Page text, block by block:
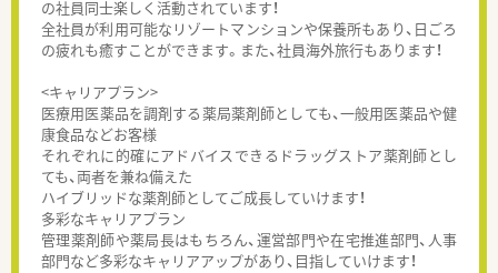
の社員同士楽しく活動されています！
全社員が利用可能なリゾートマンションや保養所もあり、日ごろ
の疲れも癒すことができます。また、社員海外旅行もあります！
<キャリアプラン>
医療用医薬品を調剤する薬局薬剤師としても、一般用医薬品や健
康食品などお客様
それぞれに的確にアドバイスできるドラッグストア薬剤師とし
ても、両者を兼ね備えた
ハイブリッドな薬剤師としてご成長していけます！
多彩なキャリアプラン
管理薬剤師や薬局長はもちろん、運営部門や在宅推進部門、人事
部門など多彩なキャリアアップがあり、目指していけます！